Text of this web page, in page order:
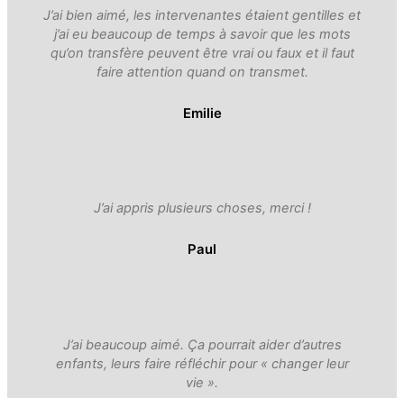
J’ai bien aimé, les intervenantes étaient gentilles et
j’ai eu beaucoup de temps à savoir que les mots
qu’on transfère peuvent être vrai ou faux et il faut
faire attention quand on transmet.
Emilie
J’ai appris plusieurs choses, merci !
Paul
J’ai beaucoup aimé. Ça pourrait aider d’autres
enfants, leurs faire réfléchir pour « changer leur
vie ».